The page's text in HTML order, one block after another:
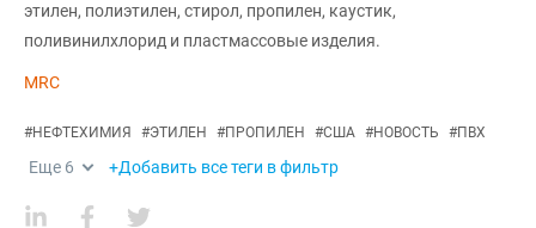
этилен, полиэтилен, стирол, пропилен, каустик,
поливинилхлорид и пластмассовые изделия.
MRC
#НЕФТЕХИМИЯ #ЭТИЛЕН #ПРОПИЛЕН #США #НОВОСТЬ #ПВХ
Еще 6 +Добавить все теги в фильтр